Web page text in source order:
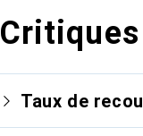
Taux de